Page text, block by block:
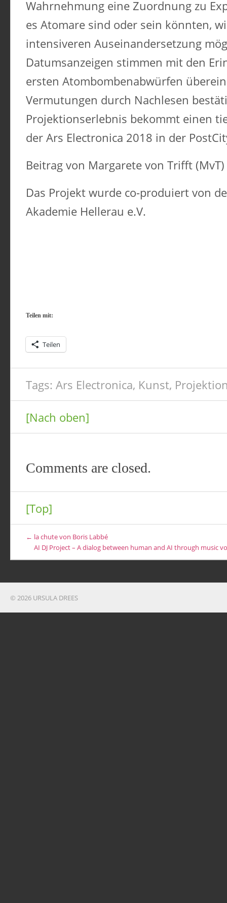
Wahrnehmung eine Zuordnung zu
es Atomare sind oder sein könnten,
intensiveren Auseinandersetzung
Datumsanzeigen stimmen mit den
ersten Atombombenabwürfen
Vermutungen durch Nachlesen
Projektionserlebnis bekommt einen
der Ars Electronica 2018 in der
Beitrag von Margarete von Trifft (MvT)
Das Projekt wurde co-produiert von
Akademie Hellerau e.V.
Teilen mit:
Teilen
Tags: Ars Electronica, Kunst,
[Nach oben]
Comments are closed.
[Top]
← la chute von Boris Labbé
AI DJ Project – A dialog between human and AI through music
© 2026 URSULA DREES